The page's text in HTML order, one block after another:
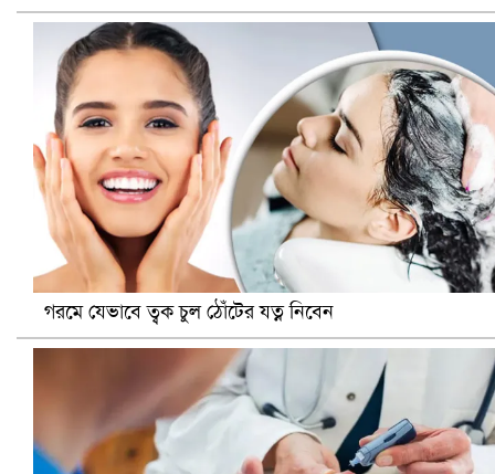
ভিউ বাড়াতে রাম দা হাতে ফেসবুকে ভিডিও পোস্ট শিক্ষকের
গরমে যেভাবে ত্বক চুল ঠোঁটের যত্ন নিবেন